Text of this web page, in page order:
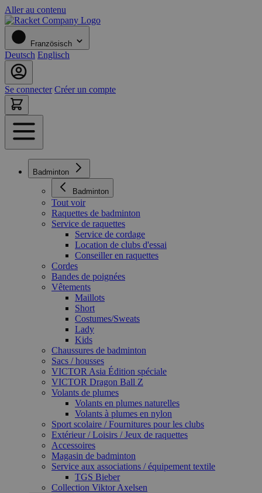
Aller au contenu
Französisch
Deutsch Englisch
Se connecter Créer un compte
Badminton
Badminton
Tout voir
Raquettes de badminton
Service de raquettes
Service de cordage
Location de clubs d'essai
Conseiller en raquettes
Cordes
Bandes de poignées
Vêtements
Maillots
Short
Costumes/Sweats
Lady
Kids
Chaussures de badminton
Sacs / housses
VICTOR Asia Édition spéciale
VICTOR Dragon Ball Z
Volants de plumes
Volants en plumes naturelles
Volants à plumes en nylon
Sport scolaire / Fournitures pour les clubs
Extérieur / Loisirs / Jeux de raquettes
Accessoires
Magasin de badminton
Service aux associations / équipement textile
TGS Bieber
Collection Viktor Axelsen